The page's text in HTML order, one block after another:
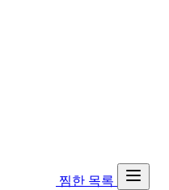
찜한 목록